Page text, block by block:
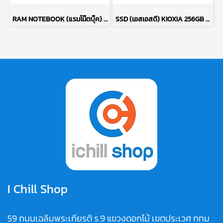
RAM NOTEBOOK (แรมโน๊ตบุ๊ค) KINGSTON DDR3 4GB (4GBX1) 1333MHz 16CHIP P17753 SSD (เอสเอสดี) KIOXIA 256GB PCIe NVMe M.2 2230 P17755
I Chill Shop
59 ถนนเฉลิมพระเกียรติ ร.9 แขวงดอกไม้ เขตประเวศ กทม